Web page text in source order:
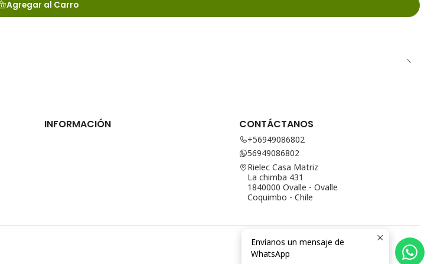
Agregar al Carro
INFORMACIÓN CONTÁCTANOS
+56949086802
56949086802
Rielec Casa Matriz
La chimba 431
1840000 Ovalle - Ovalle
Coquimbo - Chile
Envíanos un mensaje de
WhatsApp